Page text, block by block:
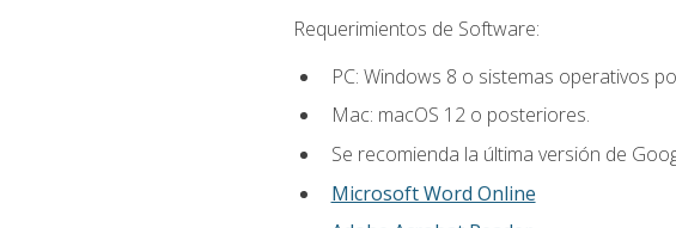
Requerimientos de Software:
PC: Windows 8 o sistemas operativos
Mac: macOS 12 o posteriores.
Se recomienda la última versión de
Microsoft Word Online